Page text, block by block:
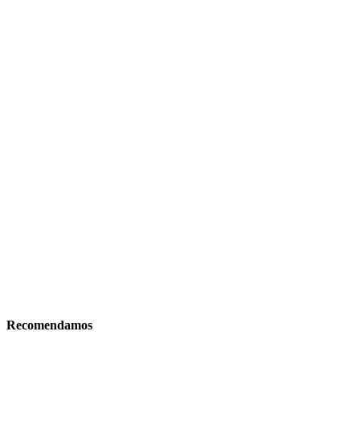
Recomendamos